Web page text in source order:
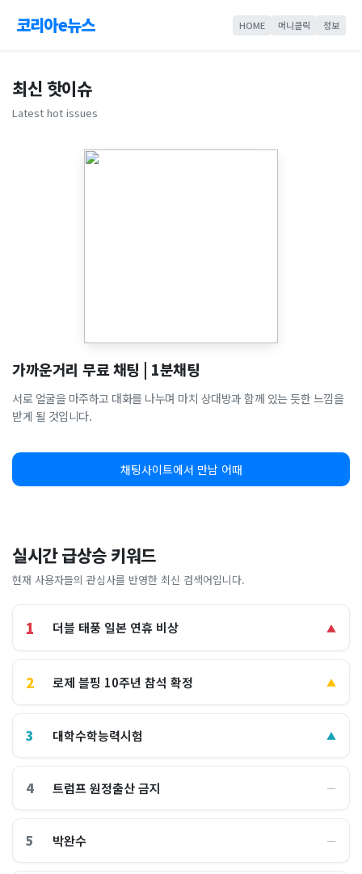
코리아e뉴스 HOME 머니클릭 정보
최신 핫이슈
Latest hot issues
가까운거리 무료 채팅 | 1분채팅
서로 얼굴을 마주하고 대화를 나누며 마치 상대방과 함께 있는 듯한 느낌을
받게 될 것입니다.
채팅사이트에서 만남 어때
실시간 급상승 키워드
현재 사용자들의 관심사를 반영한 최신 검색어입니다.
1 더블 태풍 일본 연휴 비상 ▲
2 로제 블핑 10주년 참석 확정 ▲
3 대학수학능력시험 ▲
4 트럼프 원정출산 금지 ―
5 박완수 ―